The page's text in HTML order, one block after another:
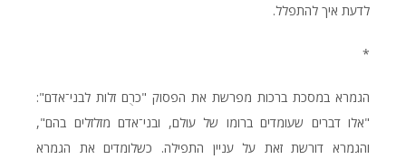
לדעת איך להתפלל.
*
הגמרא במסכת ברכות מפרשת את הפסוק "כרֻם זלות לבני־אדם":
"אלו דברים שעומדים ברומו של עולם, ובני־אדם מזלזלים בהם",
והגמרא דורשת זאת על עניין התפילה. כשלומדים את הגמרא